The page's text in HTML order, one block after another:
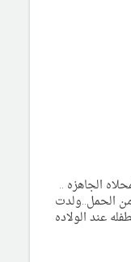
الجاهزه ..
الحمل..ولدت
عند الولاده